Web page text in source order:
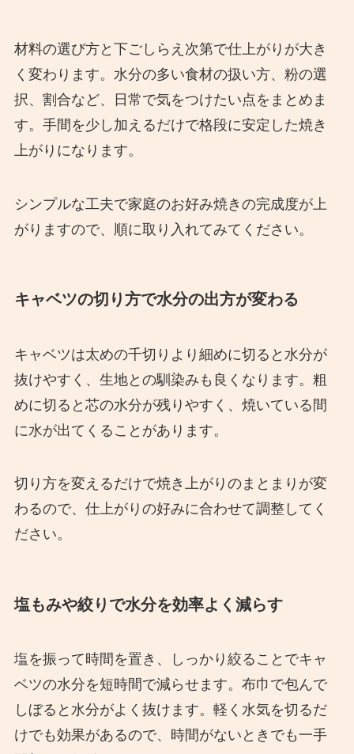
材料の選び方と下ごしらえ次第で仕上がりが大き
く変わります。水分の多い食材の扱い方、粉の選
択、割合など、日常で気をつけたい点をまとめま
す。手間を少し加えるだけで格段に安定した焼き
上がりになります。
シンプルな工夫で家庭のお好み焼きの完成度が上
がりますので、順に取り入れてみてください。
キャベツの切り方で水分の出方が変わる
キャベツは太めの千切りより細めに切ると水分が
抜けやすく、生地との馴染みも良くなります。粗
めに切ると芯の水分が残りやすく、焼いている間
に水が出てくることがあります。
切り方を変えるだけで焼き上がりのまとまりが変
わるので、仕上がりの好みに合わせて調整してく
ださい。
塩もみや絞りで水分を効率よく減らす
塩を振って時間を置き、しっかり絞ることでキャ
ベツの水分を短時間で減らせます。布巾で包んで
しぼると水分がよく抜けます。軽く水気を切るだ
けでも効果があるので、時間がないときでも一手